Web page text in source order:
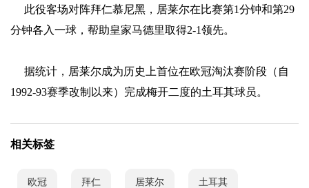
此役客场对阵拜仁慕尼黑，居莱尔在比赛第1分钟和第29
分钟各入一球，帮助皇家马德里取得2-1领先。
据统计，居莱尔成为历史上首位在欧冠淘汰赛阶段（自
1992-93赛季改制以来）完成梅开二度的土耳其球员。
相关标签
欧冠 拜仁 居莱尔 土耳其